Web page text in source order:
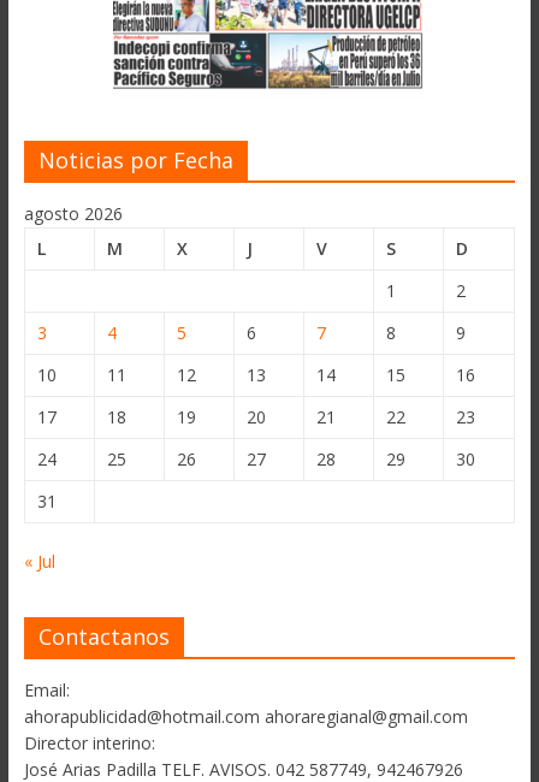
Noticias por Fecha
agosto 2026
L
M X J V S
D
1
2
3
4 5 6 7 8
9
10
11 12 13 14 15
16
17
18 19 20 21 22
23
24
25 26 27 28 29
30
31
« Jul
Contactanos
Email:
ahorapublicidad@hotmail.com ahoraregianal@gmail.com
Director interino:
José Arias Padilla TELF. AVISOS. 042 587749, 942467926